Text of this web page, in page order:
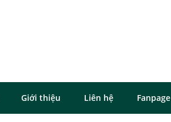
Giới thiệu Liên hệ Fanpage